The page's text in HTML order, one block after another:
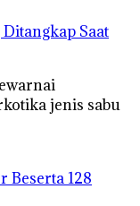
Saat
jenis sabu
Beserta 128